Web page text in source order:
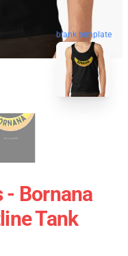
blank template
- Bornana
Tank